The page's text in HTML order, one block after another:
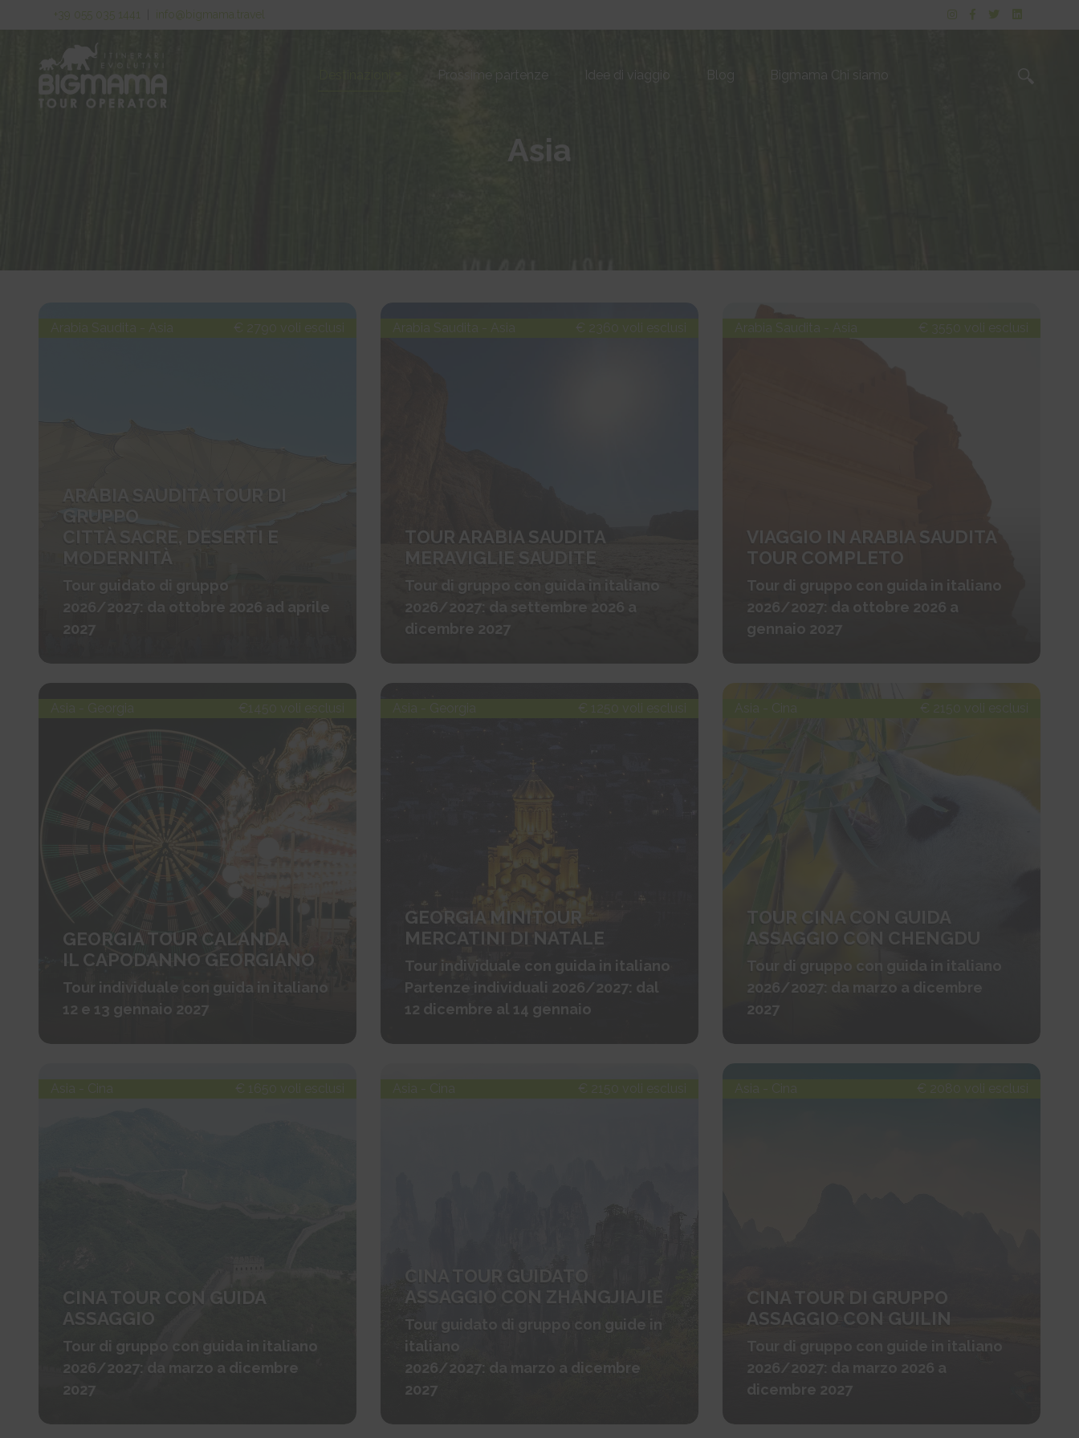
+39 055 035 1441 info@bigmama.travel
Prossime partenze Idee di viaggio Blog Bigmama Chi siamo
Asia
Arabia Saudita - Asia € 2790 voli esclusi
CITTÀ SACRE, DESERTI E
MODERNITÀ
Tour guidato di gruppo
2026/2027: da ottobre 2026 ad aprile
2027
Arabia Saudita - Asia € 2360 voli esclusi
TOUR ARABIA SAUDITA
MERAVIGLIE SAUDITE
Tour di gruppo con guida in italiano
2026/2027: da settembre 2026 a
dicembre 2027
Arabia Saudita - Asia € 3550 voli esclusi
VIAGGIO IN ARABIA SAUDITA
TOUR COMPLETO
Tour di gruppo con guida in italiano
2026/2027: da ottobre 2026 a
gennaio 2027
Asia - Georgia €1450 voli esclusi
GEORGIA TOUR CALANDA
IL CAPODANNO GEORGIANO
Tour individuale con guida in italiano
12 e 13 gennaio 2027
Asia - Georgia € 1250 voli esclusi
GEORGIA MINITOUR
MERCATINI DI NATALE
Tour individuale con guida in italiano
Partenze individuali 2026/2027: dal
12 dicembre al 14 gennaio
Asia - Cina € 2150 voli esclusi
TOUR CINA CON GUIDA
ASSAGGIO CON CHENGDU
Tour di gruppo con guida in italiano
2026/2027: da marzo a dicembre
2027
Asia - Cina € 1650 voli esclusi
CINA TOUR CON GUIDA
ASSAGGIO
Tour di gruppo con guida in italiano
2026/2027: da marzo a dicembre
2027
Asia - Cina € 2150 voli esclusi
CINA TOUR GUIDATO
ASSAGGIO CON ZHANGJIAJIE
Tour guidato di gruppo con guide in
italiano
2026/2027: da marzo a dicembre
2027
Asia - Cina € 2080 voli esclusi
CINA TOUR DI GRUPPO
ASSAGGIO CON GUILIN
Tour di gruppo con guide in italiano
2026/2027: da marzo 2026 a
dicembre 2027